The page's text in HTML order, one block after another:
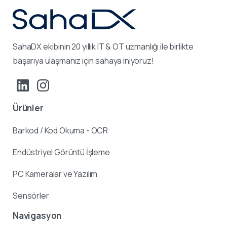
SahaDX ekibinin 20 yıllık IT & OT uzmanlığı ile birlikte
başarıya ulaşmanız için sahaya iniyoruz!
Ürünler
Barkod / Kod Okuma - OCR
Endüstriyel Görüntü İşleme
PC Kameralar ve Yazılım
Sensörler
Navigasyon